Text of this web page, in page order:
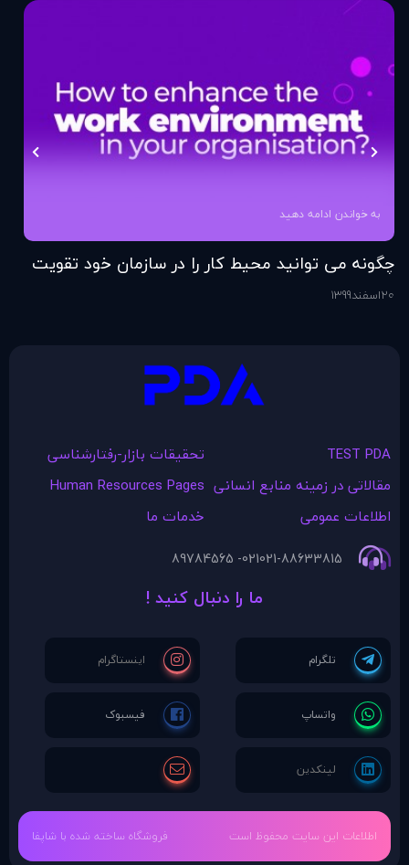
به خواندن ادامه دهید
چگونه می توانید محیط کار را در سازمان خود تقویت
کنید؟
20اسفند1399
TEST PDA
تحقیقات بازار-رفتارشناسی
مقالاتی در زمينه منابع انسانی Human Resources Pages
اطلاعات عمومی
خدمات ما
021-88633815
021- 89784565
ما را دنبال کنید !
اطلاعات این سایت محفوظ است فروشگاه ساخته شده با شاپفا